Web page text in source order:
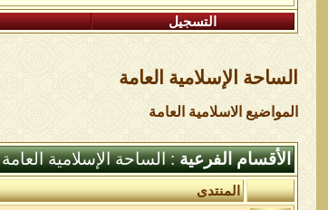
التسجيل
الساحة اﻹسلامية العامة
المواضيع الاسلامية العامة
الأقسام الفرعية: الساحة اﻹسلامية العامة
المنتدى